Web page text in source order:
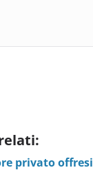
privato offresi